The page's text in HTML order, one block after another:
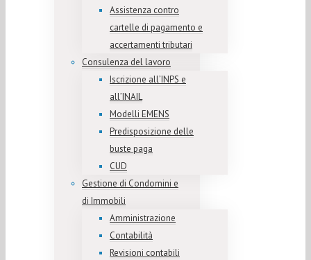
Assistenza contro
cartelle di pagamento e
accertamenti tributari
Consulenza del lavoro
Iscrizione all’INPS e
all’INAIL
Modelli EMENS
Predisposizione delle
buste paga
CUD
Gestione di Condomini e
di Immobili
Amministrazione
Contabilità
Revisioni contabili